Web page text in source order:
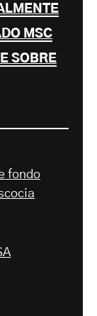
MSC
SOBRE
fondo